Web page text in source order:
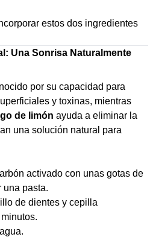
estos dos ingredientes
Una Sonrisa Naturalmente
por su capacidad para
y toxinas, mientras
de limón ayuda a eliminar la
una solución natural para
activado con unas gotas de
una pasta.
de dientes y cepilla